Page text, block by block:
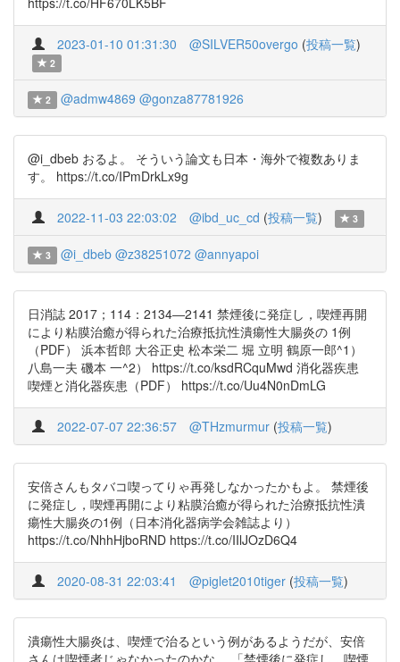
2023-01-10 01:31:30 @SILVER50overgo (投稿一覧)
2
2 @admw4869 @gonza87781926
@i_dbeb おるよ。 そういう論文も日本・海外で複数ありま
す。 https://t.co/IPmDrkLx9g
2022-11-03 22:03:02 @ibd_uc_cd (投稿一覧) 3
3 @i_dbeb @z38251072 @annyapoi
日消誌 2017；114：2134―2141 禁煙後に発症し，喫煙再開
により粘膜治癒が得られた治療抵抗性潰瘍性大腸炎の 1例
（PDF） 浜本哲郎 大谷正史 松本栄二 堀 立明 鶴原一郎^1）
八島一夫 磯本 一^2） https://t.co/ksdRCquMwd 消化器疾患
喫煙と消化器疾患（PDF） https://t.co/Uu4N0nDmLG
2022-07-07 22:36:57 @THzmurmur (投稿一覧)
安倍さんもタバコ喫ってりゃ再発しなかったかもよ。 禁煙後
に発症し，喫煙再開により粘膜治癒が得られた治療抵抗性潰
瘍性大腸炎の1例（日本消化器病学会雑誌より）
https://t.co/NhhHjboRND https://t.co/IIlJOzD6Q4
2020-08-31 22:03:41 @piglet2010tiger (投稿一覧)
潰瘍性大腸炎は、喫煙で治るという例があるようだが、安倍
さんは喫煙者じゃなかったのかな。 「禁煙後に発症し，喫煙